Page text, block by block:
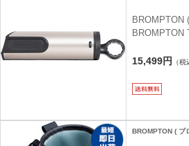
BROMPTON
BROMPTON
15,499円 （税
BROMPTON ( ブ